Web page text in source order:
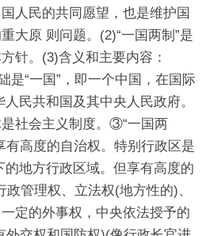
人民的共同愿望，也是维护国
大原 则问题。(2)“一国两制”是
针。(3)含义和主要内容：
是“一国”，即一个中国，在国际
民共和国及其中央人民政府。
社会主义制度。③“一国两
有高度的自治权。特别行政区是
地方行政区域。但享有高度的
管理权、立法权(地方性的)、
定的外事权，中央依法授予的